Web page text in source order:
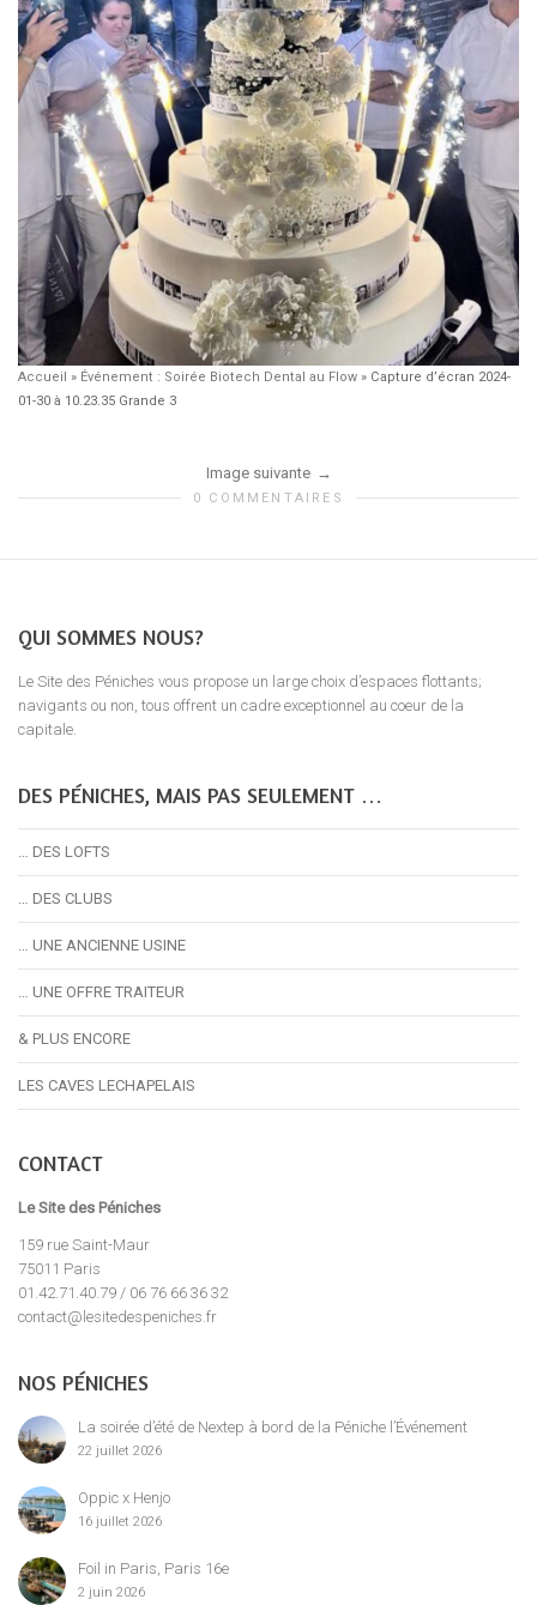
Accueil » Événement : Soirée Biotech Dental au Flow » Capture d’écran 2024-
01-30 à 10.23.35 Grande 3
Image suivante
0 COMMENTAIRES
QUI SOMMES NOUS?
Le Site des Péniches vous propose un large choix d’espaces flottants;
navigants ou non, tous offrent un cadre exceptionnel au coeur de la
capitale.
DES PÉNICHES, MAIS PAS SEULEMENT …
… DES LOFTS
… DES CLUBS
… UNE ANCIENNE USINE
… UNE OFFRE TRAITEUR
& PLUS ENCORE
LES CAVES LECHAPELAIS
CONTACT
Le Site des Péniches
159 rue Saint-Maur
75011 Paris
01.42.71.40.79 / 06 76 66 36 32
contact@lesitedespeniches.fr
NOS PÉNICHES
La soirée d’été de Nextep à bord de la Péniche l’Événement
22 juillet 2026
Oppic x Henjo
16 juillet 2026
Foil in Paris, Paris 16e
2 juin 2026